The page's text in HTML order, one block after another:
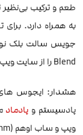
طعم و ترکیب
به همراه دارد.
Blend را از سایت ویپ ایران خریداری نمایید.
هشدار: ایجوس
پادسیستم و پادماد
ویپ و ساب اوهم (Sub ohm) نمی باشد.